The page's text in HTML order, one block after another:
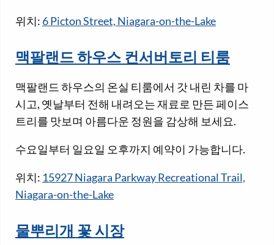
위치: 6 Picton Street, Niagara-on-the-Lake
맥팔랜드 하우스 컨서버토리 티룸
맥팔랜드 하우스의 온실 티룸에서 갓 내린 차를 마
시고, 옛날부터 전해 내려오는 재료로 만든 페이스
트리를 맛보며 아름다운 정원을 감상해 보세요.
수요일부터 일요일 오후까지 예약이 가능합니다.
위치: 15927 Niagara Parkway Recreational Trail,
Niagara-on-the-Lake
물뿌리개 꽃 시장